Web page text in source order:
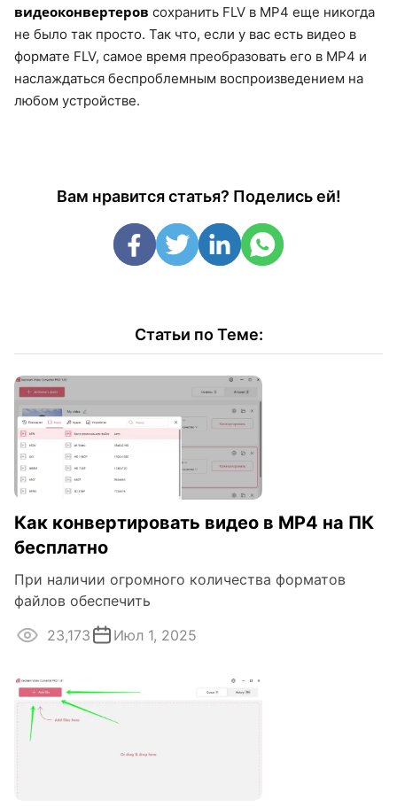
видеоконвертеров сохранить FLV в MP4 еще никогда
не было так просто. Так что, если у вас есть видео в
формате FLV, самое время преобразовать его в MP4 и
наслаждаться беспроблемным воспроизведением на
любом устройстве.
Вам нравится статья? Поделись ей!
Статьи по Теме:
Как конвертировать видео в MP4 на ПК
бесплатно
При наличии огромного количества форматов
файлов обеспечить
23,173
Июл 1, 2025